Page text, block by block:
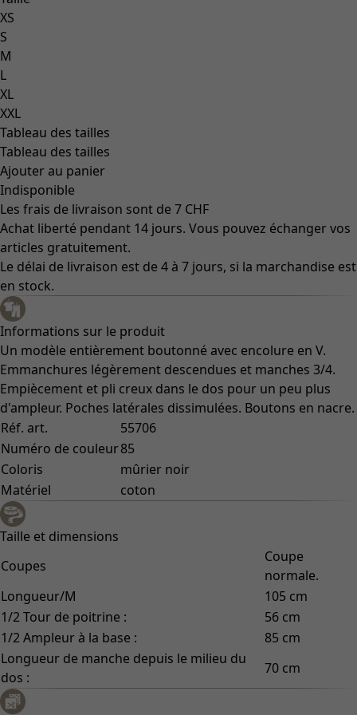
XS
S
M
L
XL
XXL
Tableau des tailles
Tableau des tailles
Ajouter au panier
Indisponible
Les frais de livraison sont de 7 CHF
Achat liberté pendant 14 jours. Vous pouvez échanger vos
articles gratuitement.
Le délai de livraison est de 4 à 7 jours, si la marchandise est
en stock.
Informations sur le produit
Un modèle entièrement boutonné avec encolure en V.
Emmanchures légèrement descendues et manches 3/4.
Empiècement et pli creux dans le dos pour un peu plus
d'ampleur. Poches latérales dissimulées. Boutons en nacre.
Réf. art.
55706
Numéro de couleur85
Coloris
mûrier noir
Matériel
coton
Taille et dimensions
Coupes
Coupe
normale.
Longueur/M
105 cm
1/2 Tour de poitrine :
56 cm
1/2 Ampleur à la base :
85 cm
Longueur de manche depuis le milieu du
dos :
70 cm